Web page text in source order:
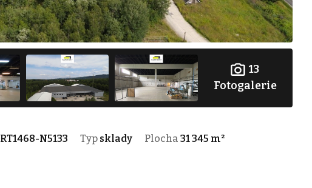
13
Fotogalerie
RT1468-N5133 Typ sklady Plocha 31 345 m²